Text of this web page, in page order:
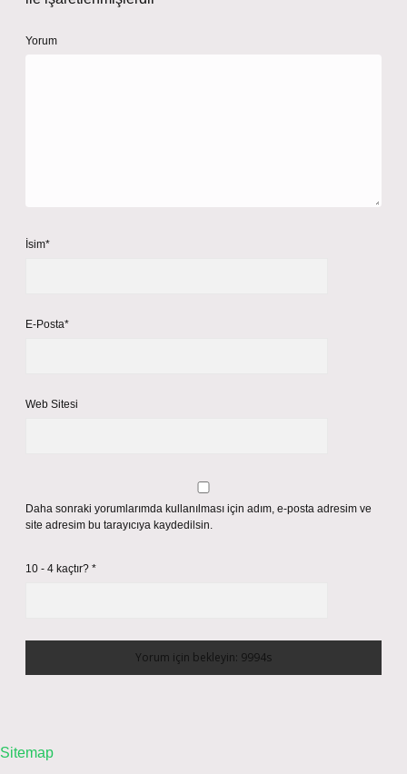
Yorum
İsim*
E-Posta*
Web Sitesi
Daha sonraki yorumlarımda kullanılması için adım, e-posta adresim ve
site adresim bu tarayıcıya kaydedilsin.
10 - 4 kaçtır? *
Sitemap